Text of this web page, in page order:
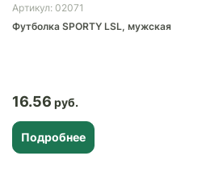
Артикул: 02071
Футболка SPORTY LSL, мужская
16.56
Подробнее